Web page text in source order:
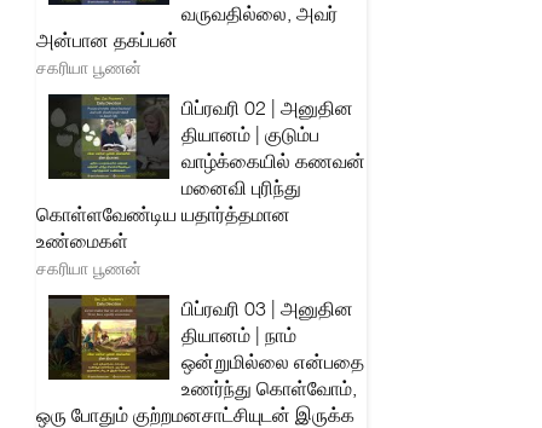
வருவதில்லை, அவர்
அன்பான தகப்பன்
சகரியா பூணன்
பிப்ரவரி 02 | அனுதின
தியானம் | குடும்ப
வாழ்க்கையில் கணவன்
மனைவி புரிந்து
கொள்ளவேண்டிய யதார்த்தமான
உண்மைகள்
சகரியா பூணன்
பிப்ரவரி 03 | அனுதின
தியானம் | நாம்
ஒன்றுமில்லை என்பதை
உணர்ந்து கொள்வோம்,
ஒரு போதும் குற்றமனசாட்சியுடன் இருக்க